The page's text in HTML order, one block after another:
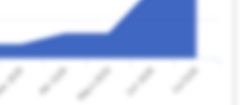
2026 Abr 2026 Mayo 2026 Jun 2026 Jul 2026